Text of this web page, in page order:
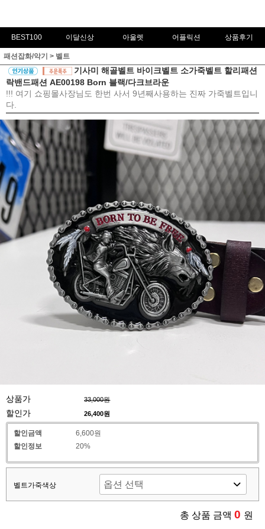
BEST100 이달신상 아울렛 어플릭션 상품후기
패션잡화/악기 > 벨트
기사미 해골벨트 바이크벨트 소가죽벨트 할리패션
락밴드패션 AE00198 Born 블랙/다크브라운
!!! 여기 쇼핑몰사장님도 한번 사서 9년째사용하는 진짜 가죽벨트입니
다.
상품가 33,000원
할인가 26,400원
할인금액
6,600원
할인정보
20%
벨트가죽색상
총 상품 금액 0 원